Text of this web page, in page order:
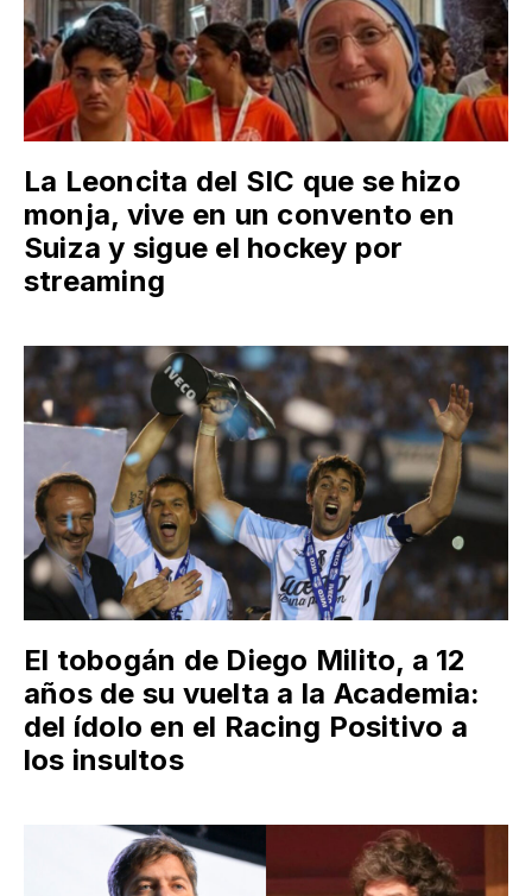
La Leoncita del SIC que se hizo
monja, vive en un convento en
Suiza y sigue el hockey por
streaming
El tobogán de Diego Milito, a 12
años de su vuelta a la Academia:
del ídolo en el Racing Positivo a
los insultos